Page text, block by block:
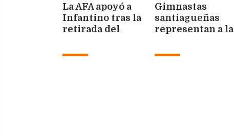
La AFA apoyó a
Infantino tras la
retirada del
para el Mundial
Gimnastas
santiagueñas
representan a la
Nacional de